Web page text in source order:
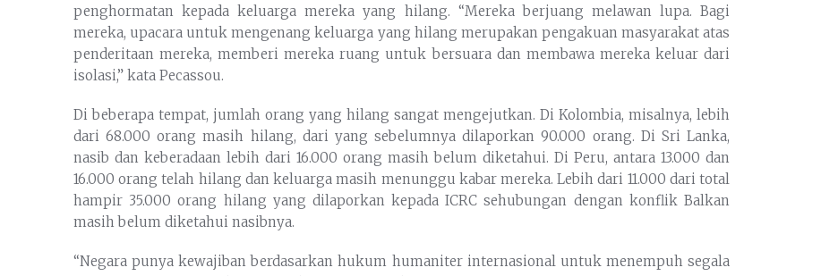
penghormatan kepada keluarga mereka yang hilang. “Mereka berjuang melawan lupa. Bagi
mereka, upacara untuk mengenang keluarga yang hilang merupakan pengakuan masyarakat atas
penderitaan mereka, memberi mereka ruang untuk bersuara dan membawa mereka keluar dari
isolasi,” kata Pecassou.
Di beberapa tempat, jumlah orang yang hilang sangat mengejutkan. Di Kolombia, misalnya, lebih
dari 68.000 orang masih hilang, dari yang sebelumnya dilaporkan 90.000 orang. Di Sri Lanka,
nasib dan keberadaan lebih dari 16.000 orang masih belum diketahui. Di Peru, antara 13.000 dan
16.000 orang telah hilang dan keluarga masih menunggu kabar mereka. Lebih dari 11.000 dari total
hampir 35.000 orang hilang yang dilaporkan kepada ICRC sehubungan dengan konflik Balkan
masih belum diketahui nasibnya.
“Negara punya kewajiban berdasarkan hukum humaniter internasional untuk menempuh segala